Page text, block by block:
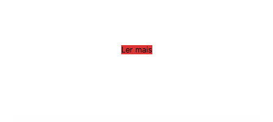
Ler mais